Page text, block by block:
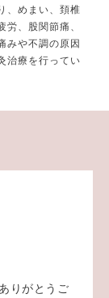
、めまい、頚椎
、股関節痛、
みや不調の原因
治療を行ってい
りがとうご